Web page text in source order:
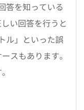
答を知っている
い回答を行うと
ル」といった誤
スもあります。